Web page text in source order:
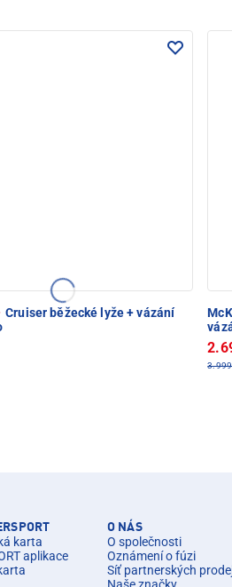
Cruiser běžecké lyže + vázání
3.999
karta
aplikace
O NÁS
O společnosti
Oznámení o fúzi
Síť partnerských